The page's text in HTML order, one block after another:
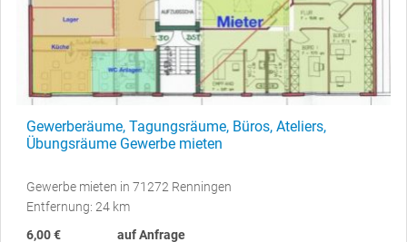
Gewerberäume, Tagungsräume, Büros, Ateliers,
Übungsräume Gewerbe mieten
Gewerbe mieten in 71272 Renningen
Entfernung: 24 km
6,00 €
auf Anfrage